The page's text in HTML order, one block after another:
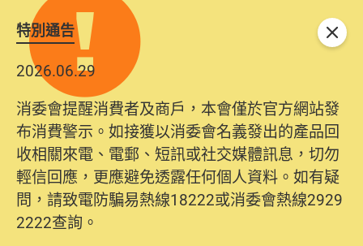
特別通告
2026.06.29
消委會提醒消費者及商戶，本會僅於官方網站發
布消費警示。如接獲以消委會名義發出的產品回
收相關來電、電郵、短訊或社交媒體訊息，切勿
輕信回應，更應避免透露任何個人資料。如有疑
問，請致電防騙易熱線18222或消委會熱線2929
2222查詢。
關閉